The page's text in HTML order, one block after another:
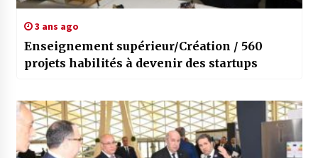
3 ans ago
Enseignement supérieur/Création / 560
projets habilités à devenir des startups